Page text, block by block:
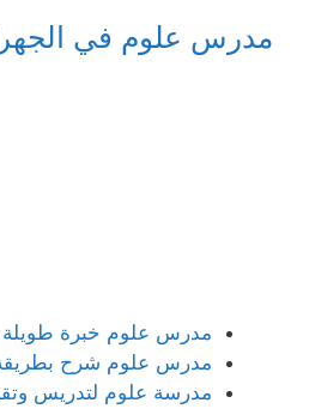
مدرس علوم في
مدرس علوم خبرة
مدرس علوم شرح
مدرسة علوم لتدريس